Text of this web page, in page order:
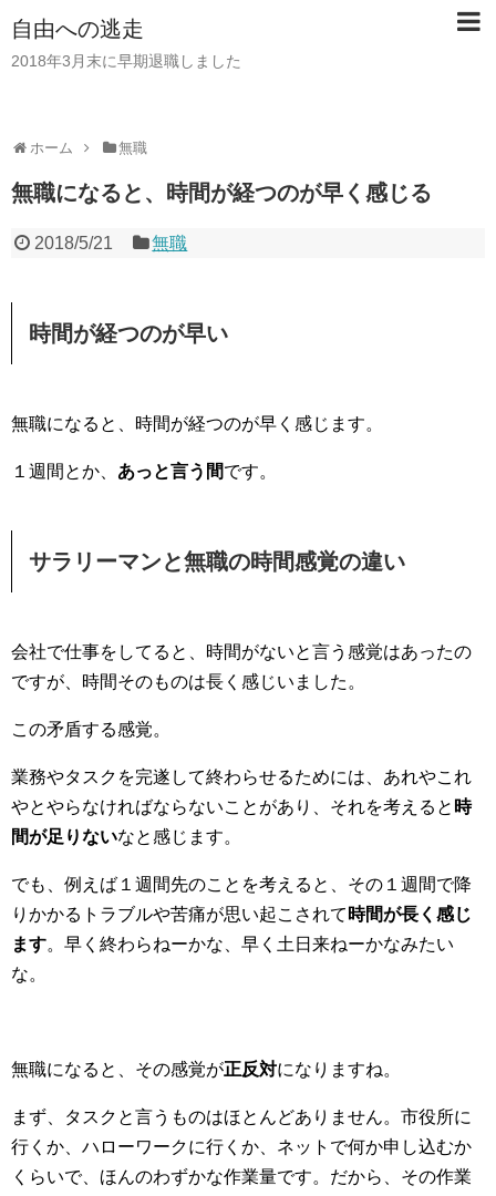
自由への逃走
2018年3月末に早期退職しました
ホーム 無職
無職になると、時間が経つのが早く感じる
2018/5/21 無職
時間が経つのが早い
無職になると、時間が経つのが早く感じます。
１週間とか、 あっと言う間です。
サラリーマンと無職の時間感覚の違い
会社で仕事をしてると、時間がないと言う感覚はあったの
ですが、時間そのものは長く感じいました。
この矛盾する感覚。
業務やタスクを完遂して終わらせるためには、あれやこれ
やとやらなければならないことがあり、それを考えると 時
間が足りないなと感じます。
でも、例えば１週間先のことを考えると、その１週間で降
りかかるトラブルや苦痛が思い起こされて 時間が長く感じ
ます。早く終わらねーかな、早く土日来ねーかなみたい
な。
無職になると、その感覚が正反対になりますね。
まず、タスクと言うものはほとんどありません。市役所に
行くか、ハローワークに行くか、ネットで何か申し込むか
くらいで、ほんのわずかな作業量です。だから、その作業